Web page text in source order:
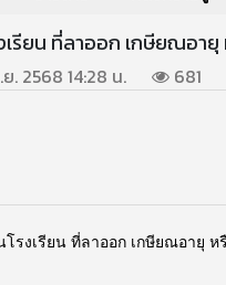
รียน ที่ลาออก เกษียณอา
. 2568 14:28 น. 681
รงเรียน ที่ลาออก เกษียณอายุ